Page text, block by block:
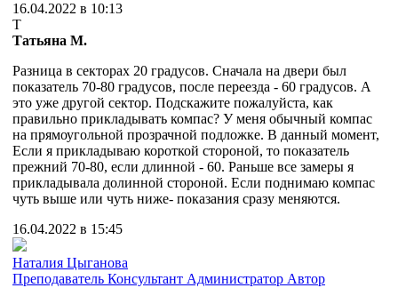
16.04.2022 в 10:13
Т
Татьяна М.
Разница в секторах 20 градусов. Сначала на двери был
показатель 70-80 градусов, после переезда - 60 градусов. А
это уже другой сектор. Подскажите пожалуйста, как
правильно прикладывать компас? У меня обычный компас
на прямоугольной прозрачной подложке. В данный момент,
Если я прикладываю короткой стороной, то показатель
прежний 70-80, если длинной - 60. Раньше все замеры я
прикладывала долинной стороной. Если поднимаю компас
чуть выше или чуть ниже- показания сразу меняются.
16.04.2022 в 15:45
Наталия Цыганова
Преподаватель Консультант Администратор Автор